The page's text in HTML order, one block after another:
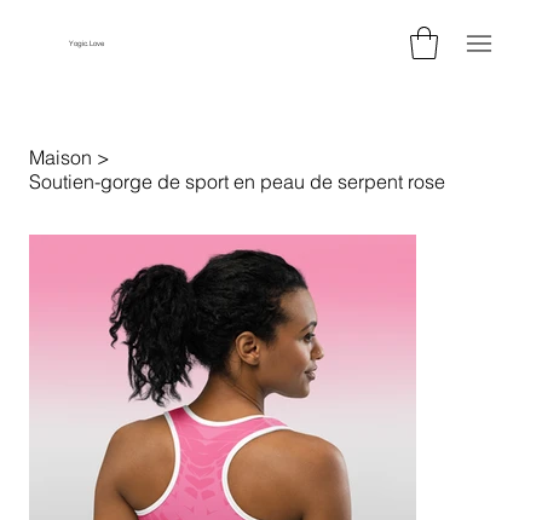
Yogic.Love
Maison >
Soutien-gorge de sport en peau de serpent rose